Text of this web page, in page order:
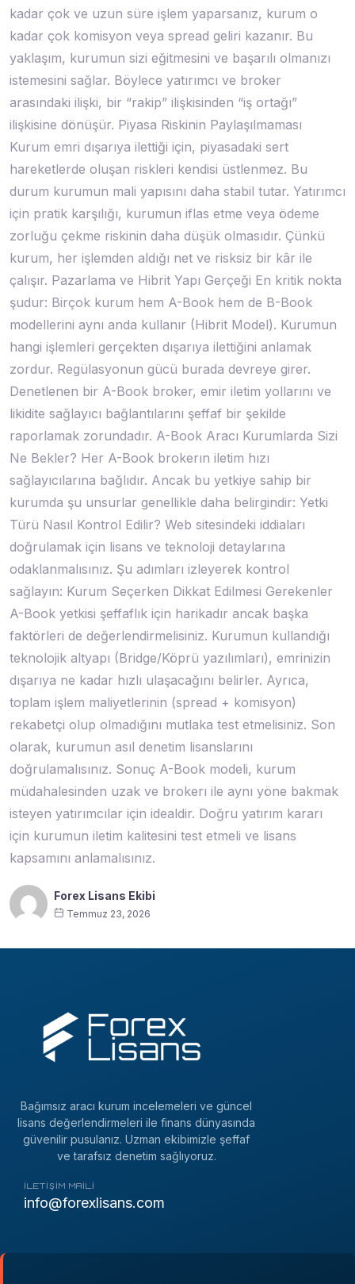
kadar çok ve uzun süre işlem yaparsanız, kurum o
kadar çok komisyon veya spread geliri kazanır. Bu
yaklaşım, kurumun sizi eğitmesini ve başarılı olmanızı
istemesini sağlar. Böylece yatırımcı ve broker
arasındaki ilişki, bir “rakip” ilişkisinden “iş ortağı”
ilişkisine dönüşür. Piyasa Riskinin Paylaşılmaması
Kurum emri dışarıya ilettiği için, piyasadaki sert
hareketlerde oluşan riskleri kendisi üstlenmez. Bu
durum kurumun mali yapısını daha stabil tutar. Yatırımcı
için pratik karşılığı, kurumun iflas etme veya ödeme
zorluğu çekme riskinin daha düşük olmasıdır. Çünkü
kurum, her işlemden aldığı net ve risksiz bir kâr ile
çalışır. Pazarlama ve Hibrit Yapı Gerçeği En kritik nokta
şudur: Birçok kurum hem A-Book hem de B-Book
modellerini aynı anda kullanır (Hibrit Model). Kurumun
hangi işlemleri gerçekten dışarıya ilettiğini anlamak
zordur. Regülasyonun gücü burada devreye girer.
Denetlenen bir A-Book broker, emir iletim yollarını ve
likidite sağlayıcı bağlantılarını şeffaf bir şekilde
raporlamak zorundadır. A-Book Aracı Kurumlarda Sizi
Ne Bekler? Her A-Book brokerın iletim hızı
sağlayıcılarına bağlıdır. Ancak bu yetkiye sahip bir
kurumda şu unsurlar genellikle daha belirgindir: Yetki
Türü Nasıl Kontrol Edilir? Web sitesindeki iddiaları
doğrulamak için lisans ve teknoloji detaylarına
odaklanmalısınız. Şu adımları izleyerek kontrol
sağlayın: Kurum Seçerken Dikkat Edilmesi Gerekenler
A-Book yetkisi şeffaflık için harikadır ancak başka
faktörleri de değerlendirmelisiniz. Kurumun kullandığı
teknolojik altyapı (Bridge/Köprü yazılımları), emrinizin
dışarıya ne kadar hızlı ulaşacağını belirler. Ayrıca,
toplam işlem maliyetlerinin (spread + komisyon)
rekabetçi olup olmadığını mutlaka test etmelisiniz. Son
olarak, kurumun asıl denetim lisanslarını
doğrulamalısınız. Sonuç A-Book modeli, kurum
müdahalesinden uzak ve brokerı ile aynı yöne bakmak
isteyen yatırımcılar için idealdir. Doğru yatırım kararı
için kurumun iletim kalitesini test etmeli ve lisans
kapsamını anlamalısınız.
Forex Lisans Ekibi
Temmuz 23, 2026
Bağımsız aracı kurum incelemeleri ve güncel
lisans değerlendirmeleri ile finans dünyasında
güvenilir pusulanız. Uzman ekibimizle şeffaf
ve tarafsız denetim sağlıyoruz.
İLETIŞIM MAILI
info@forexlisans.com